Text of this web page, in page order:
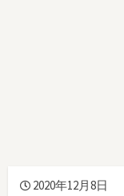
2020年12月8日